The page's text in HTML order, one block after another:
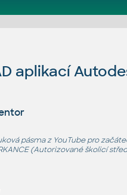
aplikací
pásma z YouTube pro
(Autorizované školicí